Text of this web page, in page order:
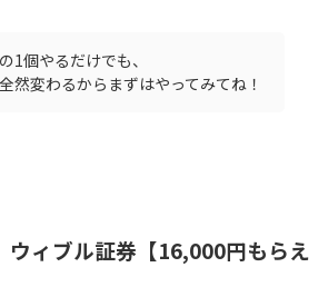
1個やるだけでも、
然変わるからまずはやってみてね！
ウィブル証券【16,000円もらえ